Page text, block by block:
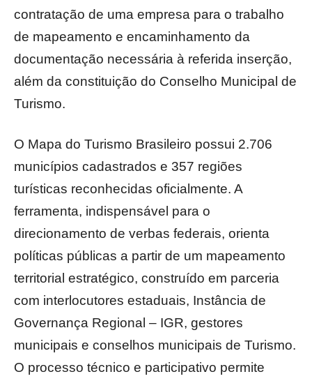
contratação de uma empresa para o trabalho
de mapeamento e encaminhamento da
documentação necessária à referida inserção,
além da constituição do Conselho Municipal de
Turismo.
O Mapa do Turismo Brasileiro possui 2.706
municípios cadastrados e 357 regiões
turísticas reconhecidas oficialmente. A
ferramenta, indispensável para o
direcionamento de verbas federais, orienta
políticas públicas a partir de um mapeamento
territorial estratégico, construído em parceria
com interlocutores estaduais, Instância de
Governança Regional – IGR, gestores
municipais e conselhos municipais de Turismo.
O processo técnico e participativo permite